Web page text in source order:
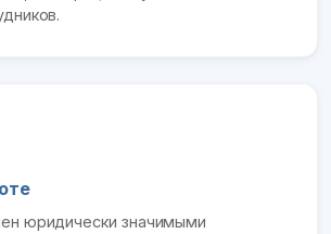
юридически значимыми